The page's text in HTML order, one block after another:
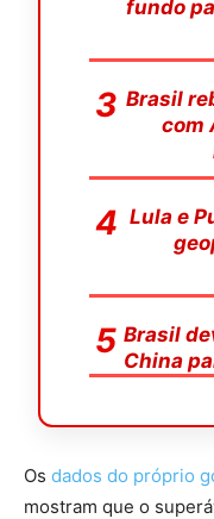
fundo
Brasil
com
Lula e
Brasil
China
Os dados do próprio
mostram que o